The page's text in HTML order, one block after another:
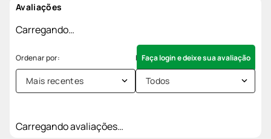
Avaliações
Carregando…
Faça login e deixe sua avaliação
Mais recentes Todos
Carregando avaliações…